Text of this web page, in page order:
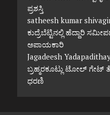
ಪ್ರಶಸ್ತಿ
satheesh kumar
ಕುದ್ರೆಬೆಟ್ಟಿನಲ್ಲಿ ಹೆದ್ದಾರಿ
ಅಪಾಯಕಾರಿ
Jagadeesh
ಬ್ರಹ್ಮರಕೂಟ್ಲು ಟೋಲ್ ಗೇಟ್
ಧರಣಿ